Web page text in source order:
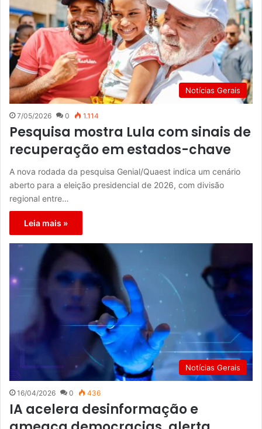
Notícias Gerais
7/05/2026 0 1.114
Pesquisa mostra Lula com sinais de
recuperação em estados-chave
A nova rodada da pesquisa Genial/Quaest indica um cenário
aberto para a eleição presidencial de 2026, com divisão
regional entre…
Leia mais »
Notícias Gerais
16/04/2026 0 436
IA acelera desinformação e